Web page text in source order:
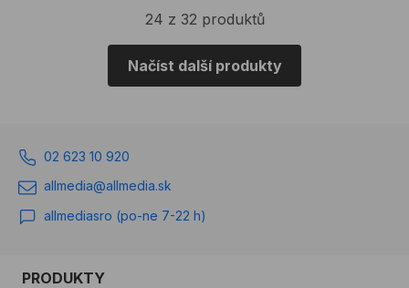
24 z 32 produktů
Načíst další produkty
02 623 10 920
allmedia@allmedia.sk
allmediasro (po-ne 7-22 h)
PRODUKTY